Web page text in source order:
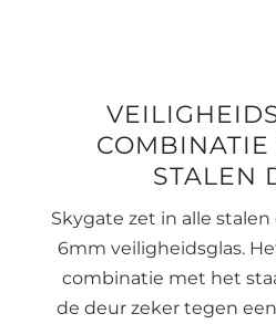
COMBINATIE
STALEN
Skygate zet in alle
6mm veiligheidsglas.
combinatie met het
de deur zeker tegen